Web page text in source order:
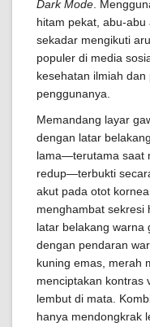
Dark Mode .
hitam pekat, abu-
sekadar mengikuti
populer di media
kesehatan ilmiah
penggunanya.
Memandang layar
dengan latar
lama—terutama saat
redup—terbukti
akut pada otot
menghambat sekresi
latar belakang warna
dengan pendaran
kuning emas, merah
menciptakan kontras
lembut di mata.
hanya mendongkrak